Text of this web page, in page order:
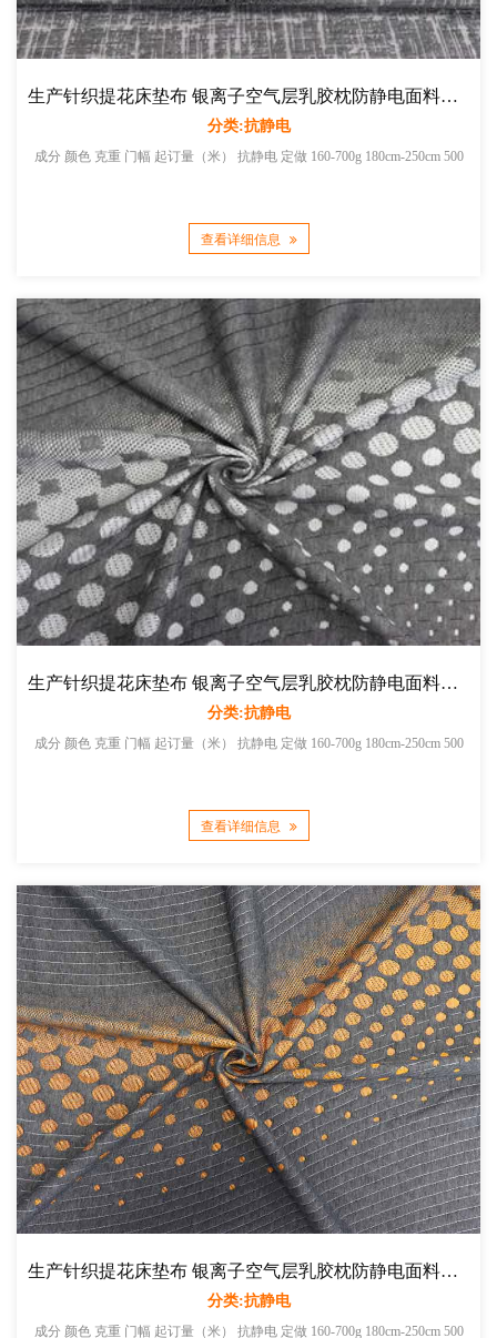
生产针织提花床垫布 银离子空气层乳胶枕防静电面料厂家直销
分类:抗静电
成分 颜色 克重 门幅 起订量（米） 抗静电 定做 160-700g 180cm-250cm 500
查看详细信息
生产针织提花床垫布 银离子空气层乳胶枕防静电面料厂家直销
分类:抗静电
成分 颜色 克重 门幅 起订量（米） 抗静电 定做 160-700g 180cm-250cm 500
查看详细信息
生产针织提花床垫布 银离子空气层乳胶枕防静电面料厂家直销
分类:抗静电
成分 颜色 克重 门幅 起订量（米） 抗静电 定做 160-700g 180cm-250cm 500